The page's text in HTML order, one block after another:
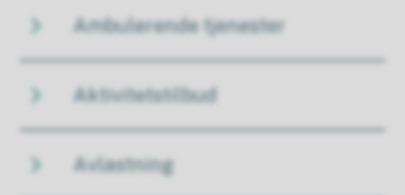
Ambulerende tjenester
Aktivitetstilbud
Avlastning